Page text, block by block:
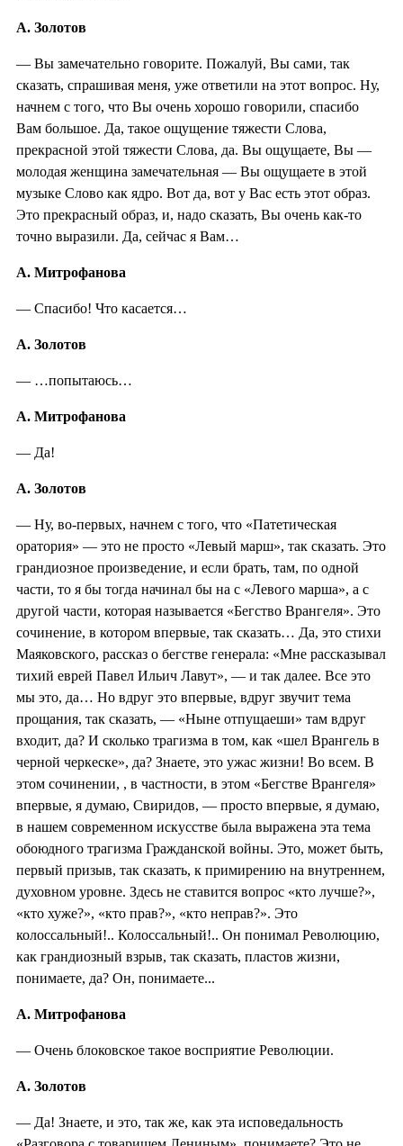
А. Золотов
— Вы замечательно говорите. Пожалуй, Вы сами, так
сказать, спрашивая меня, уже ответили на этот вопрос. Ну,
начнем с того, что Вы очень хорошо говорили, спасибо
Вам большое. Да, такое ощущение тяжести Слова,
прекрасной этой тяжести Слова, да. Вы ощущаете, Вы —
молодая женщина замечательная — Вы ощущаете в этой
музыке Слово как ядро. Вот да, вот у Вас есть этот образ.
Это прекрасный образ, и, надо сказать, Вы очень как-то
точно выразили. Да, сейчас я Вам…
А. Митрофанова
— Спасибо! Что касается…
А. Золотов
— …попытаюсь…
А. Митрофанова
— Да!
А. Золотов
— Ну, во-первых, начнем с того, что «Патетическая
оратория» — это не просто «Левый марш», так сказать. Это
грандиозное произведение, и если брать, там, по одной
части, то я бы тогда начинал бы на с «Левого марша», а с
другой части, которая называется «Бегство Врангеля». Это
сочинение, в котором впервые, так сказать… Да, это стихи
Маяковского, рассказ о бегстве генерала: «Мне рассказывал
тихий еврей Павел Ильич Лавут», — и так далее. Все это
мы это, да… Но вдруг это впервые, вдруг звучит тема
прощания, так сказать, — «Ныне отпущаеши» там вдруг
входит, да? И сколько трагизма в том, как «шел Врангель в
черной черкеске», да? Знаете, это ужас жизни! Во всем. В
этом сочинении, , в частности, в этом «Бегстве Врангеля»
впервые, я думаю, Свиридов, — просто впервые, я думаю,
в нашем современном искусстве была выражена эта тема
обоюдного трагизма Гражданской войны. Это, может быть,
первый призыв, так сказать, к примирению на внутреннем,
духовном уровне. Здесь не ставится вопрос «кто лучше?»,
«кто хуже?», «кто прав?», «кто неправ?». Это
колоссальный!.. Колоссальный!.. Он понимал Революцию,
как грандиозный взрыв, так сказать, пластов жизни,
понимаете, да? Он, понимаете...
А. Митрофанова
— Очень блоковское такое восприятие Революции.
А. Золотов
— Да! Знаете, и это, так же, как эта исповедальность